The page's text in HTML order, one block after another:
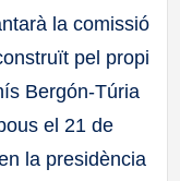
la comissió
pel propi
Bergón-Túria
el 21 de
la presidència